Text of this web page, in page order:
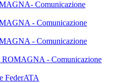
Comunicazione
- Comunicazione
- Comunicazione
- Comunicazione
FederATA